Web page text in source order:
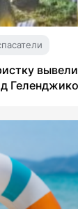
вывели